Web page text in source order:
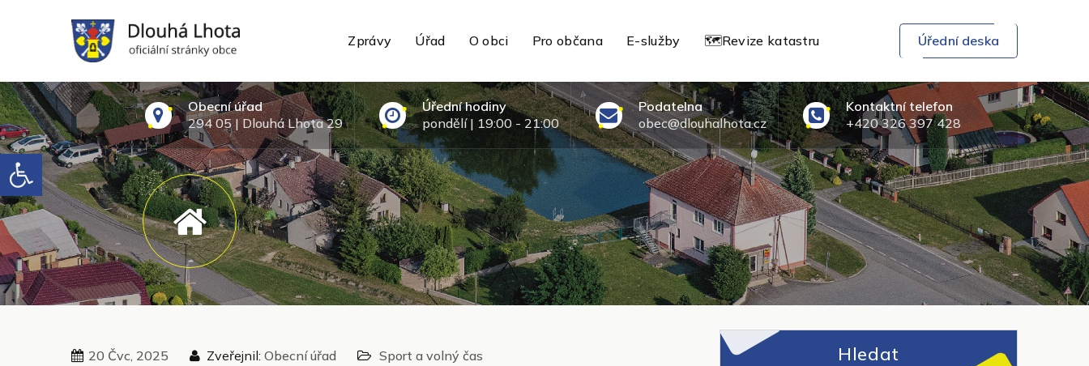
Open toolbar
Zprávy Úřad O obci Pro občana E-služby 🗺️Revize katastru Úřední deska
Obecní úřad
294 05 | Dlouhá Lhota 29
Úřední hodiny
pondělí | 19:00 - 21:00
Podatelna
obec@dlouhalhota.cz
Kontaktní telefon
+420 326 397 428
20 Čvc, 2025 Zveřejnil: Obecní úřad Sport a volný čas Hledat